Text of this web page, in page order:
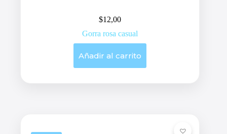
$12,00
Gorra rosa casual
Añadir al carrito